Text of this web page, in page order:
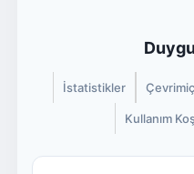
İstatistikler
Kullanım